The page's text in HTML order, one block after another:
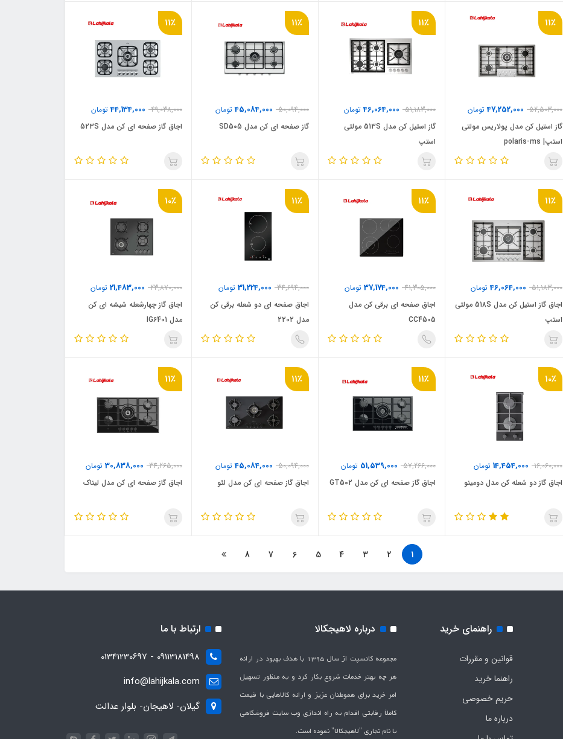
11٪
52,503,000
47,252,000تومان
گاز استیل کن مدل پولاریس مولتی
استپ| polaris-ms
11٪
51,183,000
46,064,000تومان
گاز استیل کن مدل 513S مولتی
استپ
11٪
50,094,000
45,084,000تومان
گاز صفحه ای کن مدل SD505
11٪
49,038,000
44,134,000تومان
اجاق گاز صفحه ای کن مدل 523S
11٪
51,183,000
46,064,000تومان
اجاق گاز استیل کن مدل 518S مولتی
استپ
11٪
41,305,000
37,174,000 تومان
اجاق صفحه ای برقی کن مدل
CC4505
11٪
34,694,000
31,224,000 تومان
اجاق صفحه ای دو شعله برقی کن
مدل 2202
10٪
23,870,000
21,483,000 تومان
اجاق گاز چهارشعله شیشه ای کن
مدل IG6401
10٪
16,060,000
14,454,000 تومان
اجاق گاز دو شعله کن مدل دومینو
11٪
57,266,000
51,539,000 تومان
اجاق گاز صفحه ای کن مدل GT502
11٪
50,094,000
45,084,000تومان
اجاق گاز صفحه ای کن مدل لئو
11٪
34,265,000
30,838,000 تومان
اجاق گاز صفحه ای کن مدل لیناک
1
2
3
4
5
6
7
8
راهنمای خرید
قوانین و مقررات
راهنما خرید
حریم خصوصی
درباره ما
درباره لاهیجکالا
مجموعه کانسپت از سال 1395 با هدف بهبود در ارائه
هر چه بهتر خدمات شروع بکار کرد و به منظور تسهیل
امر خرید برای هموطنان عزیز و ارائه کالاهایی با قیمت
کاملاَ رقابتی اقدام به راه اندازی وب سایت فروشگاهی
با نام تجاری "لاهیج­کالا" نموده است.
ارتباط با ما
09113181498 - 01341230697
info@lahijkala.com
گیلان- لاهیجان- بلوار عدالت